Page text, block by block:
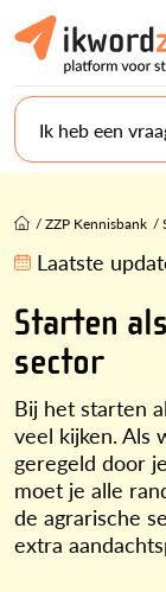
Ik heb een
/ZZP Kennisbank /
Laatste
Starten
sector
Bij het starten
veel kijken. Als
geregeld door
moet je alle
de agrarische
extra